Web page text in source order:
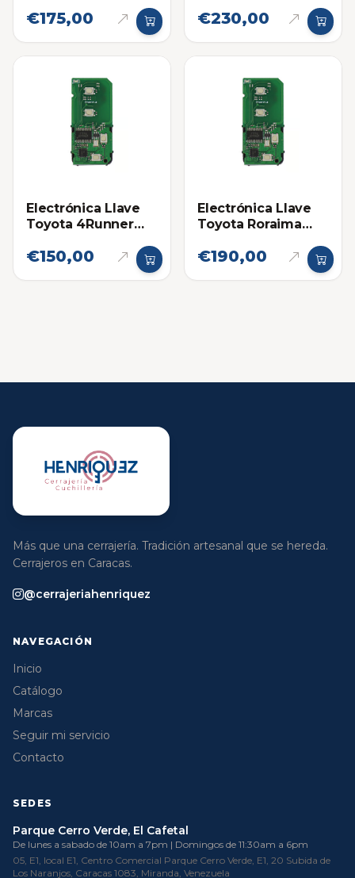
€175,00
Eléctronica original
€230,00
Electrónica Llave
Toyota 4Runner
€150,00
Electrónica Llave
Toyota Roraima
HYQ14AEM
€190,00
Más que una cerrajería. Tradición artesanal que se hereda.
Cerrajeros en Caracas.
@cerrajeriahenriquez
NAVEGACIÓN
Inicio
Catálogo
Marcas
Seguir mi servicio
Contacto
SEDES
Parque Cerro Verde, El Cafetal
De lunes a sabado de 10am a 7pm | Domingos de 11:30am a 6pm
05, E1, local E1, Centro Comercial Parque Cerro Verde, E1, 20 Subida de
Los Naranjos, Caracas 1083, Miranda, Venezuela